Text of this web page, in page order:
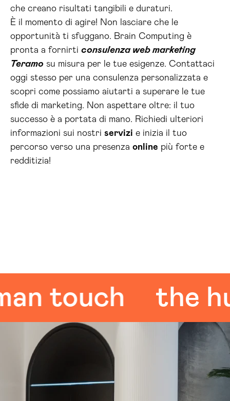
che creano risultati tangibili e duraturi.
È il momento di agire! Non lasciare che le
opportunità ti sfuggano. Brain Computing è
pronta a fornirti consulenza web marketing
Teramo su misura per le tue esigenze. Contattaci
oggi stesso per una consulenza personalizzata e
scopri come possiamo aiutarti a superare le tue
sfide di marketing. Non aspettare oltre: il tuo
successo è a portata di mano. Richiedi ulteriori
informazioni sui nostri servizi e inizia il tuo
percorso verso una presenza online più forte e
redditizia!
the